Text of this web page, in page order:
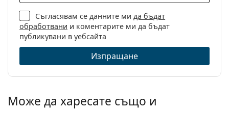
Съгласявам се данните ми да бъдат
обработвани и коментарите ми да бъдат
публикувани в уебсайта
Изпращане
Може да харесате също и